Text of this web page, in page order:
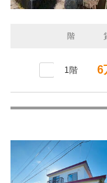
階
1階 6